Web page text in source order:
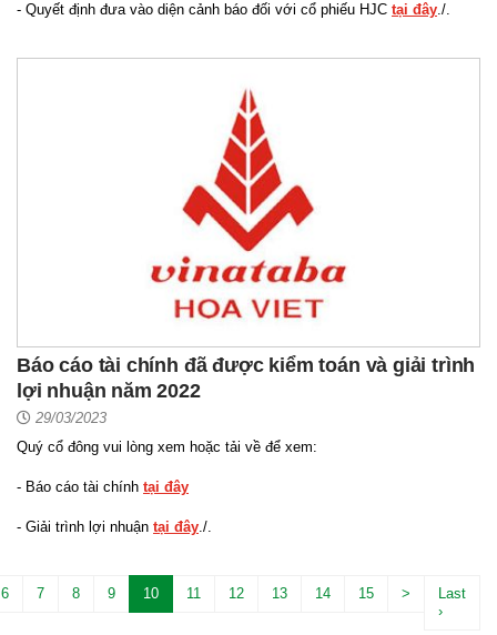
- Quyết định đưa vào diện cảnh báo đối với cổ phiếu HJC tại đây./.
Báo cáo tài chính đã được kiểm toán và giải trình
lợi nhuận năm 2022
29/03/2023
Quý cổ đông vui lòng xem hoặc tải về để xem:
- Báo cáo tài chính tại đây
- Giải trình lợi nhuận tại đây./.
6 7 8 9 10 11 12 13 14 15 >
Last
›